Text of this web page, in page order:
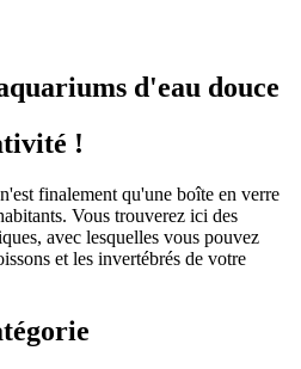
d'eau douce
!
finalement qu'une boîte en verre
Vous trouverez ici des
avec lesquelles vous pouvez
et les invertébrés de votre